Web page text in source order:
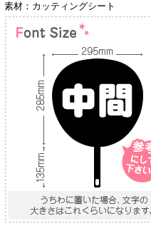
素材：カッティングシート